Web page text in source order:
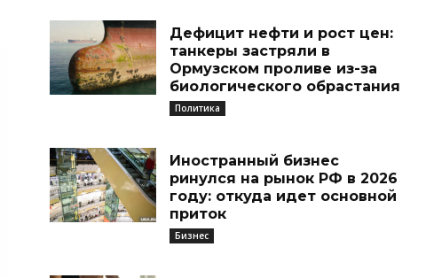
Дефицит нефти и рост цен:
танкеры застряли в
Ормузском проливе из-за
биологического обрастания
Политика
Иностранный бизнес
ринулся на рынок РФ в 2026
году: откуда идет основной
приток
Бизнес